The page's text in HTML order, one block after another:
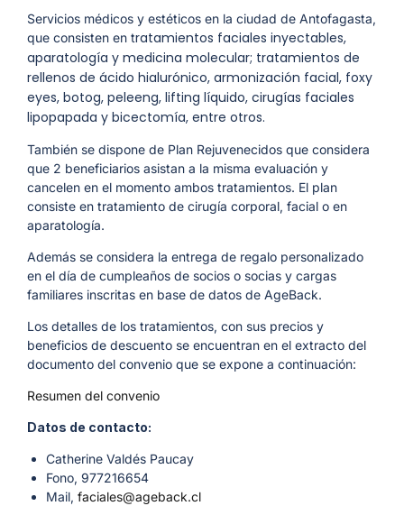
Servicios médicos y estéticos en la ciudad de Antofagasta,
que consisten en tratamientos faciales inyectables,
aparatología y medicina molecular; tratamientos de
rellenos de ácido hialurónico, armonización facial, foxy
eyes, botog, peleeng, lifting líquido, cirugías faciales
lipopapada y bicectomía, entre otros.
También se dispone de Plan Rejuvenecidos que considera
que 2 beneficiarios asistan a la misma evaluación y
cancelen en el momento ambos tratamientos. El plan
consiste en tratamiento de cirugía corporal, facial o en
aparatología.
Además se considera la entrega de regalo personalizado
en el día de cumpleaños de socios o socias y cargas
familiares inscritas en base de datos de AgeBack.
Los detalles de los tratamientos, con sus precios y
beneficios de descuento se encuentran en el extracto del
documento del convenio que se expone a continuación:
Resumen del convenio
Datos de contacto:
Catherine Valdés Paucay
Fono, 977216654
Mail, faciales@ageback.cl